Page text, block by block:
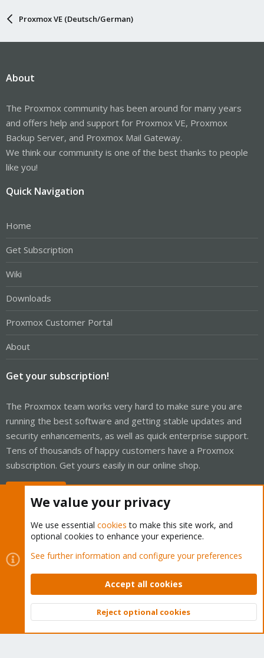
Proxmox VE (Deutsch/German)
About
The Proxmox community has been around for many years
and offers help and support for Proxmox VE, Proxmox
Backup Server, and Proxmox Mail Gateway.
We think our community is one of the best thanks to people
like you!
Quick Navigation
Home
Get Subscription
Wiki
Downloads
Proxmox Customer Portal
About
Get your subscription!
The Proxmox team works very hard to make sure you are
running the best software and getting stable updates and
security enhancements, as well as quick enterprise support.
Tens of thousands of happy customers have a Proxmox
subscription. Get yours easily in our online shop.
Cookies
Proxmox Support Forum - Light Mode
Contact us
Terms and rules Privacy policy Help Home
Community platform by XenForo © 2010-2026 XenForo Ltd.
Top
We value your privacy
We use essential cookies to make this site work, and
optional cookies to enhance your experience.
See further information and configure your preferences
Accept all cookies
Reject optional cookies